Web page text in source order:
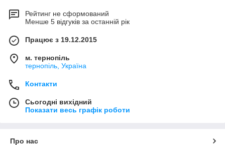
Рейтинг не сформований
Менше 5 відгуків за останній рік
Працює з 19.12.2015
м. тернопіль
тернопіль, Україна
Контакти
Сьогодні вихідний
Показати весь графік роботи
Про нас